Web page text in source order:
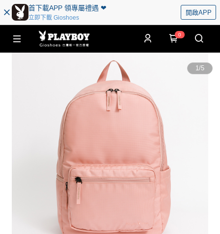
首下載APP 領專屬禮遇 ❤︎
立即下載 Gioshoes
開啟APP
0
1/5